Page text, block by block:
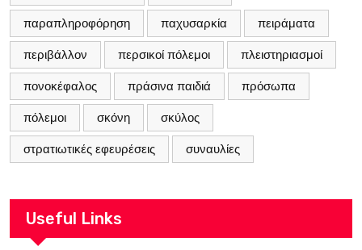
παραπληροφόρηση παχυσαρκία πειράματα
περιβάλλον περσικοί πόλεμοι πλειστηριασμοί
πονοκέφαλος πράσινα παιδιά πρόσωπα
πόλεμοι σκόνη σκύλος
στρατιωτικές εφευρέσεις συναυλίες
Useful Links